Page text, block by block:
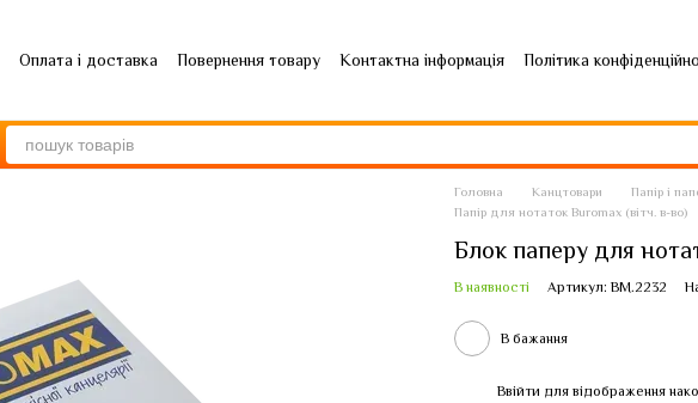
Оплата і доставка Повернення товару Контактна інформація Політика
Головна Канцтовари Папір і
Папір для нотаток Buromax (вітч. в-во)
Блок паперу для
В наявності Артикул: BM.2232
В бажання
Ввійти для відображення